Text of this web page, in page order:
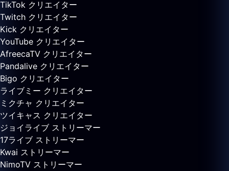
TikTok クリエイター
Twitch クリエイター
Kick クリエイター
YouTube クリエイター
AfreecaTV クリエイター
Pandalive クリエイター
Bigo クリエイター
ライブミー クリエイター
ミクチャ クリエイター
ツイキャス クリエイター
ジョイライブ ストリーマー
17ライブ ストリーマー
Kwai ストリーマー
NimoTV ストリーマー